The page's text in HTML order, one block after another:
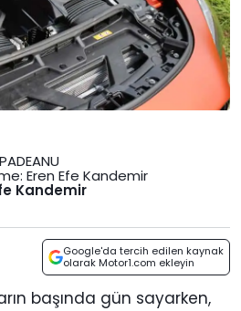
: Eren Efe Kandemir
Kandemir
Google'da tercih edilen kaynak
olarak Motor1.com ekleyin
başında gün sayarken,